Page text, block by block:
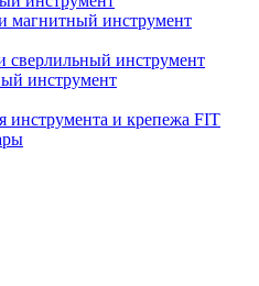
магнитный инструмент
сверлильный инструмент
инструмент
инструмента и крепежа FIT